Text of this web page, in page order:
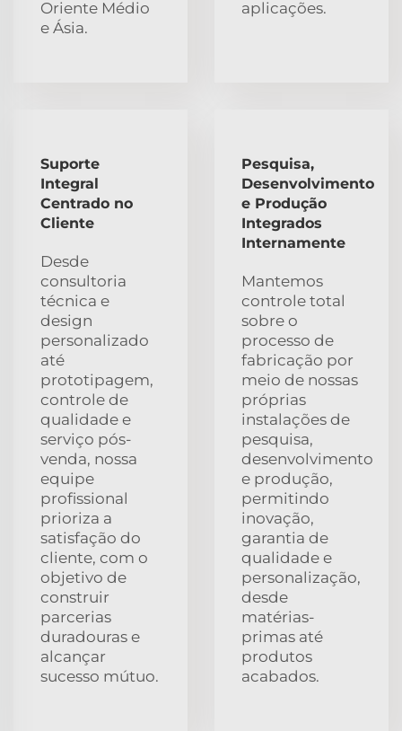
Oriente Médio
e Ásia.
aplicações.
Suporte
Integral
Centrado no
Cliente
Desde
consultoria
técnica e
design
personalizado
até
prototipagem,
controle de
qualidade e
serviço pós-
venda, nossa
equipe
profissional
prioriza a
satisfação do
cliente, com o
objetivo de
construir
parcerias
duradouras e
alcançar
sucesso mútuo.
Pesquisa,
Desenvolvimento
e Produção
Integrados
Internamente
Mantemos
controle total
sobre o
processo de
fabricação por
meio de nossas
próprias
instalações de
pesquisa,
desenvolvimento
e produção,
permitindo
inovação,
garantia de
qualidade e
personalização,
desde
matérias-
primas até
produtos
acabados.